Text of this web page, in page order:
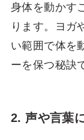
身体を動かす
ります。ヨガ
い範囲で体を
ーを保つ秘訣
2. 声や言葉